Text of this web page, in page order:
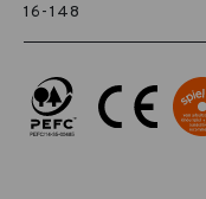
16-148